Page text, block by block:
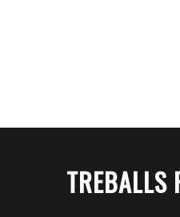
TREBALLS